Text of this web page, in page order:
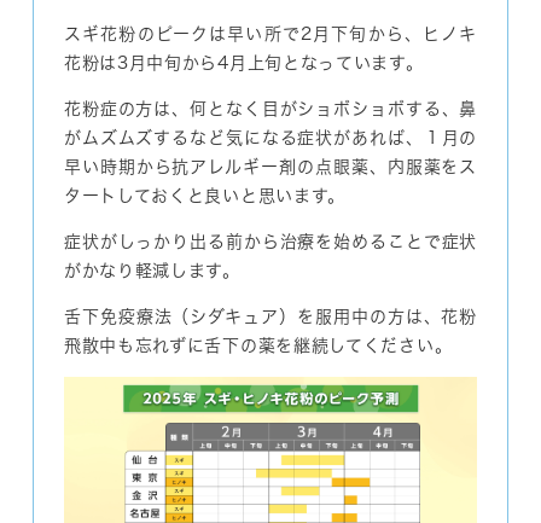
スギ花粉のピークは早い所で2月下旬から、ヒノキ
花粉は3月中旬から4月上旬となっています。
花粉症の方は、何となく目がショボショボする、鼻
がムズムズするなど気になる症状があれば、１月の
早い時期から抗アレルギー剤の点眼薬、内服薬をス
タートしておくと良いと思います。
症状がしっかり出る前から治療を始めることで症状
がかなり軽減します。
舌下免疫療法（シダキュア）を服用中の方は、花粉
飛散中も忘れずに舌下の薬を継続してください。